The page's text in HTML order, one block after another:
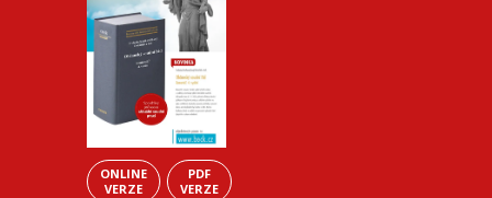
ONLINE
VERZE
PDF
VERZE